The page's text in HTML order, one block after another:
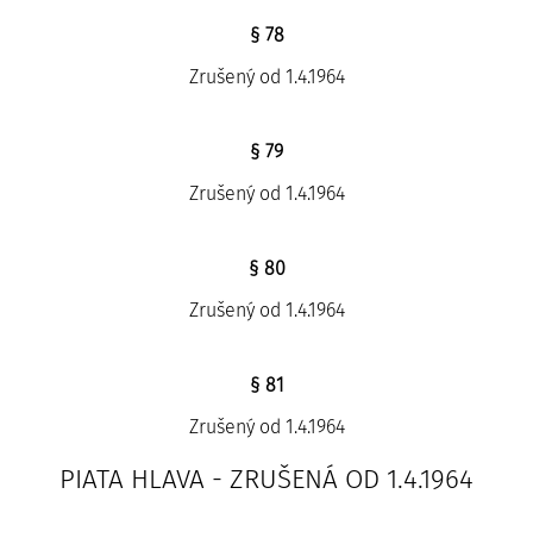
§ 78
Zrušený od 1.4.1964
§ 79
Zrušený od 1.4.1964
§ 80
Zrušený od 1.4.1964
§ 81
Zrušený od 1.4.1964
PIATA HLAVA - ZRUŠENÁ OD 1.4.1964